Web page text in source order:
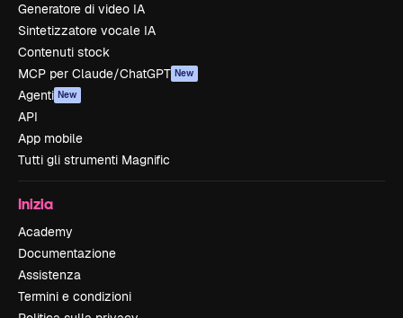
Generatore di video IA
Sintetizzatore vocale IA
Contenuti stock
MCP per Claude/ChatGPT New
Agenti New
API
App mobile
Tutti gli strumenti Magnific
Inizia
Academy
Documentazione
Assistenza
Termini e condizioni